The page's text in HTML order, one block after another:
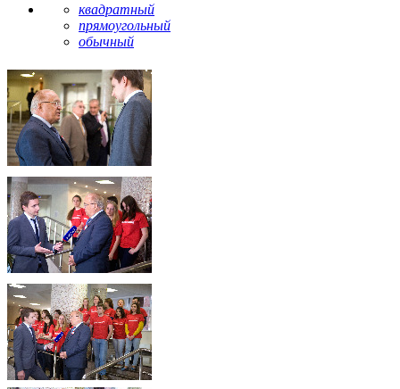
квадратный
прямоугольный
обычный